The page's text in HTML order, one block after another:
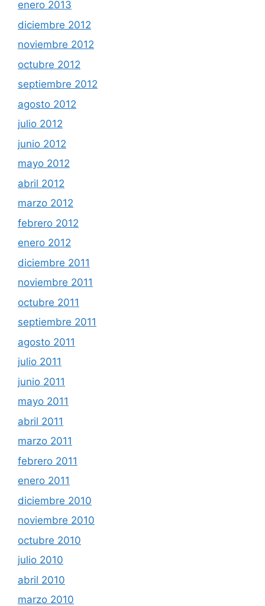
enero 2013
diciembre 2012
noviembre 2012
octubre 2012
septiembre 2012
agosto 2012
julio 2012
junio 2012
mayo 2012
abril 2012
marzo 2012
febrero 2012
enero 2012
diciembre 2011
noviembre 2011
octubre 2011
septiembre 2011
agosto 2011
julio 2011
junio 2011
mayo 2011
abril 2011
marzo 2011
febrero 2011
enero 2011
diciembre 2010
noviembre 2010
octubre 2010
julio 2010
abril 2010
marzo 2010